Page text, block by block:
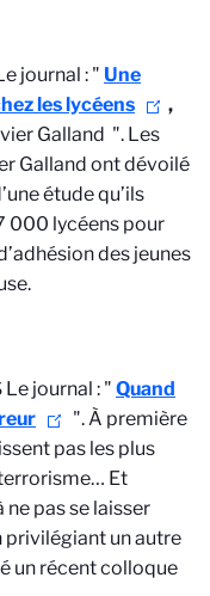
journal : " Une
les lycéens
,
Galland ". Les
Galland ont dévoilé
étude qu’ils
000 lycéens pour
des jeunes
Le journal : " Quand
". À première
pas les plus
Et
pas se laisser
privilégiant un autre
un récent colloque